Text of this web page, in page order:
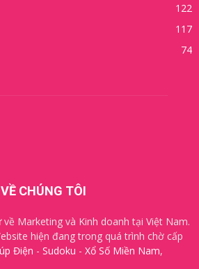
122
117
74
VỀ CHÚNG TÔI
Marketing và Kinh doanh tại Việt Nam.
hiện đang trong quá trình chờ cấp
Điện - Sudoku - Xổ Số Miền Nam,